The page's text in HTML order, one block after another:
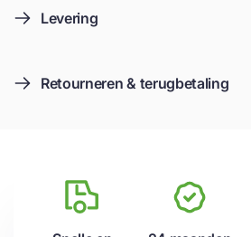
Levering
Retourneren & terugbetaling